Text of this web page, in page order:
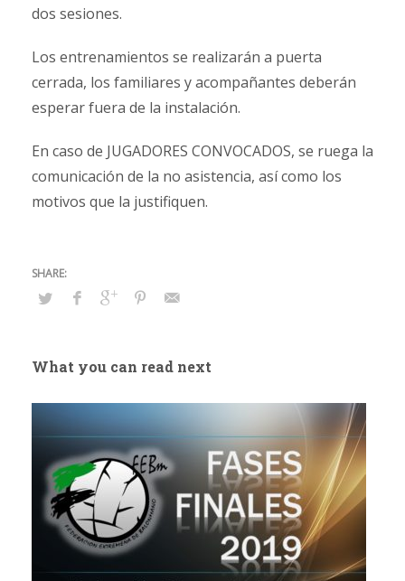
dos sesiones.
Los entrenamientos se realizarán a puerta
cerrada, los familiares y acompañantes deberán
esperar fuera de la instalación.
En caso de JUGADORES CONVOCADOS, se ruega la
comunicación de la no asistencia, así como los
motivos que la justifiquen.
What you can read next